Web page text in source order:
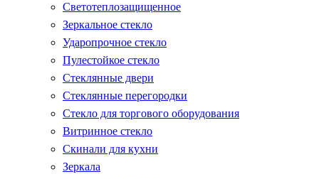
Светотеплозащищенное
Зеркальное стекло
Ударопрочное стекло
Пулестойкое стекло
Стеклянные двери
Стеклянные перегородки
Стекло для торгового оборудования
Витринное стекло
Скинали для кухни
Зеркала